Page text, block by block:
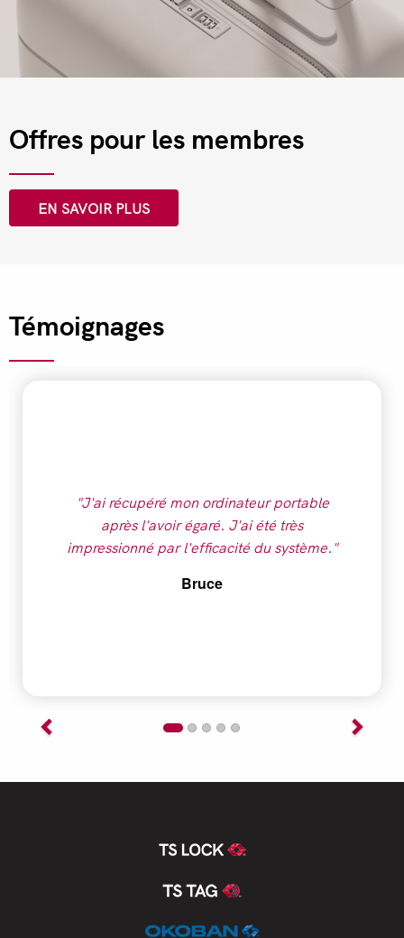
Offres pour les membres
EN SAVOIR PLUS
Témoignages
"J'ai récupéré mon ordinateur portable
après l'avoir égaré. J'ai été très
impressionné par l'efficacité du système."
Bruce
Previous Next